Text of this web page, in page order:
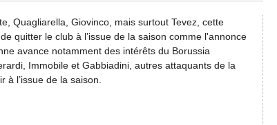
Quagliarella, Giovinco, mais surtout Tevez, cette
quitter le club à l’issue de la saison comme l'annonce
avance notamment des intérêts du Borussia
Immobile et Gabbiadini, autres attaquants de la
l’issue de la saison.